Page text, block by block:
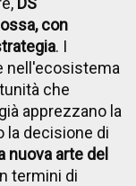
con
. I
nell'ecosistema
che
apprezzano la
la decisione di
nuova arte del
termini di